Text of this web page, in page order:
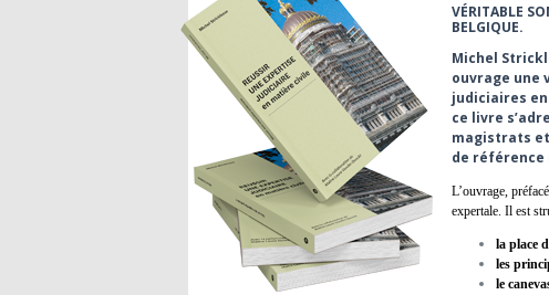
VÉRITABLE
BELGIQUE.
Michel
ouvrage une
judiciaires
ce livre
magistrats
de référence
L’ouvrage,
expertale. Il est
la place
les
le